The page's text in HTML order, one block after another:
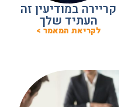
קריירה במודיעין זה
העתיד שלך
לקריאת המאמר >